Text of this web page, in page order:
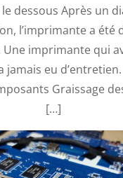
dessous Après un
l’imprimante a été
imprimante qui
jamais eu
Graissage
[…]